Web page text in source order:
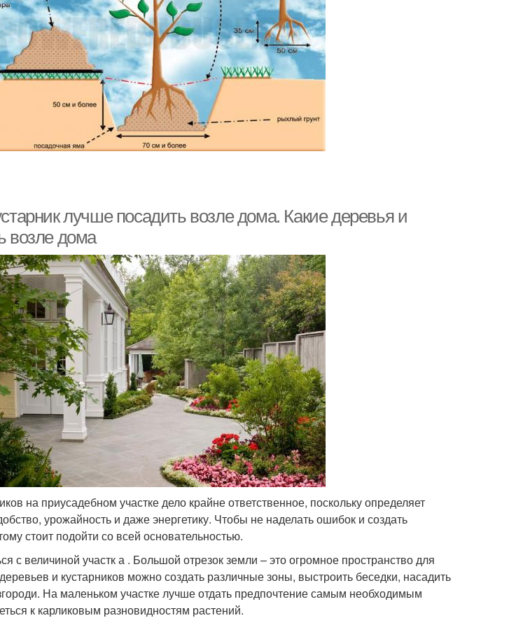
лучше посадить возле дома. Какие деревья и
возле дома
на приусадебном участке дело крайне ответственное, поскольку определяет
урожайность и даже энергетику. Чтобы не наделать ошибок и создать
стоит подойти со всей основательностью.
с величиной участк а . Большой отрезок земли – это огромное пространство для
и кустарников можно создать различные зоны, выстроить беседки, насадить
На маленьком участке лучше отдать предпочтение самым необходимым
к карликовым разновидностям растений.